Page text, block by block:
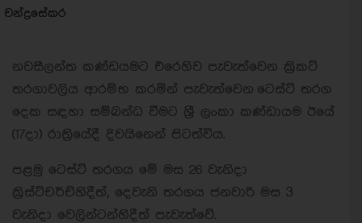
චන්ද්‍රසේකර
නවසීලන්ත කණ්ඩයමට එරෙහිව පැවැත්වෙන ක්‍රිකට්
තරගාවලිය ආරම්භ කරමින් පැවැත්වෙන ටෙස්ට් තරග
දෙක සඳහා සම්බන්ධ වීමට ශ්‍රී ලංකා කණ්ඩායම ඊයේ
(17දා) රාත්‍රියේදී දිවයිනෙන් පිටත්විය.
පළමු ටෙස්ට් තරගය මේ මස 26 වැනිදා
ක්‍රිස්ට්චර්ච්හිදීත්, දෙවැනි තරගය ජනවාරි මස 3
වැනිදා වෙලින්ටන්හිදීත් පැවැත්වේ.